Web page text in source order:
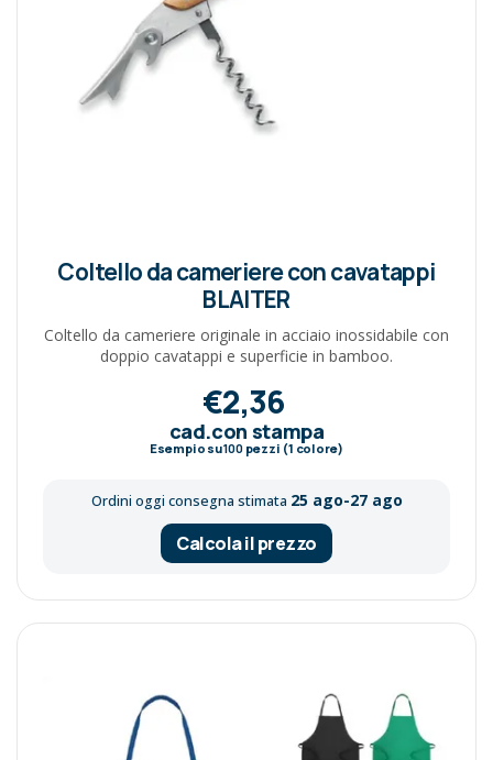
Coltello da cameriere con cavatappi
BLAITER
Coltello da cameriere originale in acciaio inossidabile con
doppio cavatappi e superficie in bamboo.
€2,36
cad.con stampa
Esempio su100pezzi (1 colore)
Ordini oggi consegna stimata 25 ago-27 ago
Calcola il prezzo